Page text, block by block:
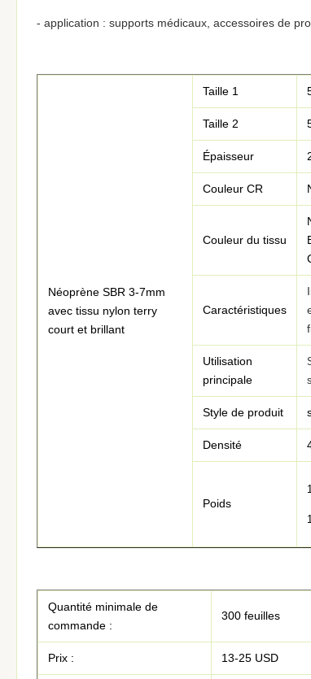
- application : supports médicaux, accessoires de
Néoprène SBR 3-7mm
avec tissu nylon terry
court et brillant
Taille 1
Taille 2
Épaisseur
Couleur CR
Couleur du tissu
Caractéristiques
Utilisation
principale
Style de produit
Densité
Poids
Quantité minimale de
commande :
300 feuilles
Prix : 13-25 USD